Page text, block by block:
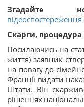
Згадайте
Скарги, процедура
Посилаючись на
життя) заявник
на повагу до
Франції видати
Штати. Він
рішеннях